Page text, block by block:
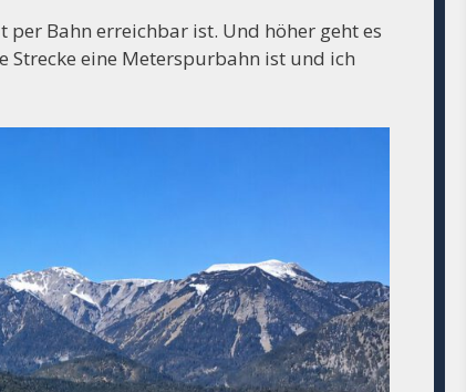
Bahn erreichbar ist. Und höher geht es
Strecke eine Meterspurbahn ist und ich